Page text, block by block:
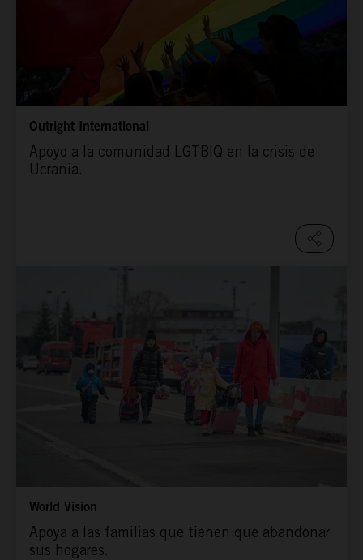
Outright International
Apoyo a la comunidad LGTBIQ en la crisis de
Ucrania.
World Vision
Apoya a las familias que tienen que abandonar
sus hogares.